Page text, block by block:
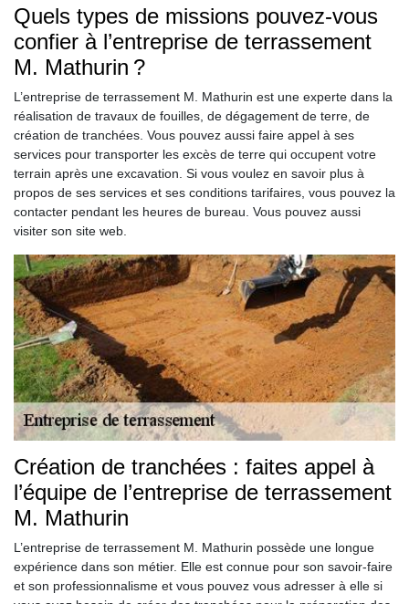
Quels types de missions pouvez-vous
confier à l’entreprise de terrassement
M. Mathurin ?
L’entreprise de terrassement M. Mathurin est une experte dans la
réalisation de travaux de fouilles, de dégagement de terre, de
création de tranchées. Vous pouvez aussi faire appel à ses
services pour transporter les excès de terre qui occupent votre
terrain après une excavation. Si vous voulez en savoir plus à
propos de ses services et ses conditions tarifaires, vous pouvez la
contacter pendant les heures de bureau. Vous pouvez aussi
visiter son site web.
Création de tranchées : faites appel à
l’équipe de l’entreprise de terrassement
M. Mathurin
L’entreprise de terrassement M. Mathurin possède une longue
expérience dans son métier. Elle est connue pour son savoir-faire
et son professionnalisme et vous pouvez vous adresser à elle si